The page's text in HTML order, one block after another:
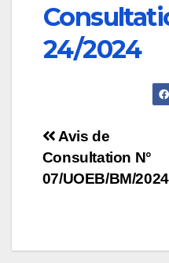
24/2024
de
Avis de
Consultation N°
07/UOEB/BM/2024